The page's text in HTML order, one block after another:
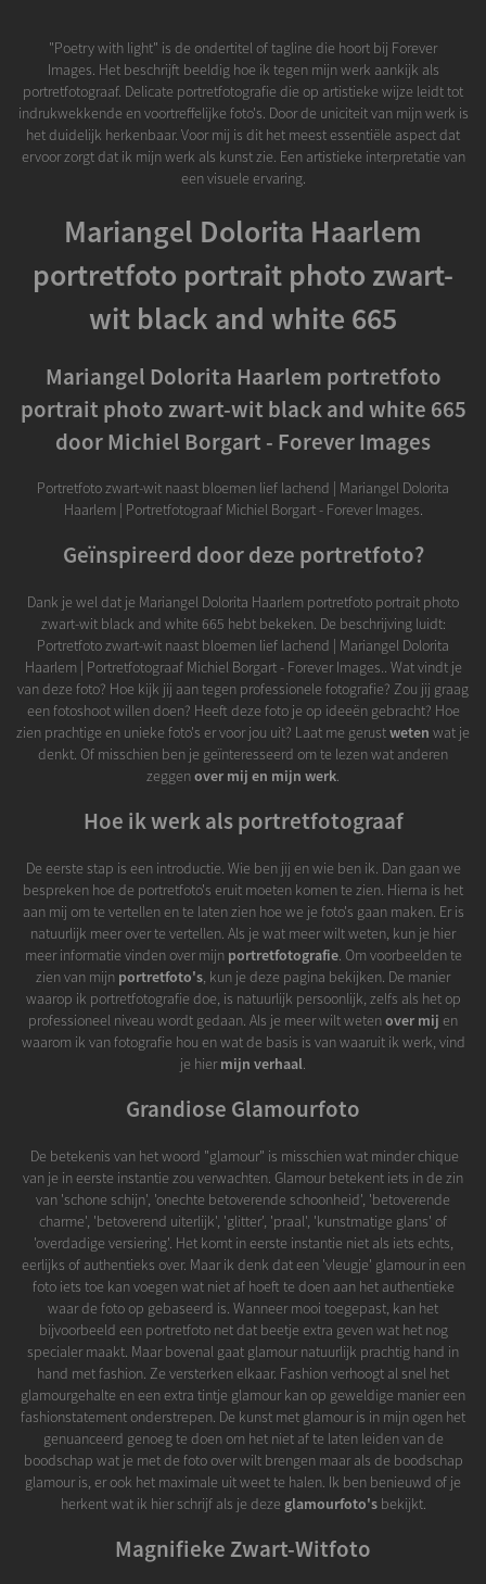
"Poetry with light" is de ondertitel of tagline die hoort bij Forever
Images. Het beschrijft beeldig hoe ik tegen mijn werk aankijk als
portretfotograaf. Delicate portretfotografie die op artistieke wijze leidt tot
indrukwekkende en voortreffelijke foto's. Door de uniciteit van mijn werk is
het duidelijk herkenbaar. Voor mij is dit het meest essentiële aspect dat
ervoor zorgt dat ik mijn werk als kunst zie. Een artistieke interpretatie van
een visuele ervaring.
Mariangel Dolorita Haarlem
portretfoto portrait photo zwart-
wit black and white 665
Mariangel Dolorita Haarlem portretfoto
portrait photo zwart-wit black and white 665
door Michiel Borgart - Forever Images
Portretfoto zwart-wit naast bloemen lief lachend | Mariangel Dolorita
Haarlem | Portretfotograaf Michiel Borgart - Forever Images.
Geïnspireerd door deze portretfoto?
Dank je wel dat je Mariangel Dolorita Haarlem portretfoto portrait photo
zwart-wit black and white 665 hebt bekeken. De beschrijving luidt:
Portretfoto zwart-wit naast bloemen lief lachend | Mariangel Dolorita
Haarlem | Portretfotograaf Michiel Borgart - Forever Images.. Wat vindt je
van deze foto? Hoe kijk jij aan tegen professionele fotografie? Zou jij graag
een fotoshoot willen doen? Heeft deze foto je op ideeën gebracht? Hoe
zien prachtige en unieke foto's er voor jou uit? Laat me gerustweten wat je
denkt. Of misschien ben je geïnteresseerd om te lezen wat anderen
zeggenover mij en mijn werk.
Hoe ik werk als portretfotograaf
De eerste stap is een introductie. Wie ben jij en wie ben ik. Dan gaan we
bespreken hoe de portretfoto's eruit moeten komen te zien. Hierna is het
aan mij om te vertellen en te laten zien hoe we je foto's gaan maken. Er is
natuurlijk meer over te vertellen. Als je wat meer wilt weten, kun je hier
meer informatie vinden over mijn portretfotografie. Om voorbeelden te
zien van mijn portretfoto's, kun je deze pagina bekijken. De manier
waarop ik portretfotografie doe, is natuurlijk persoonlijk, zelfs als het op
professioneel niveau wordt gedaan. Als je meer wilt wetenover mij en
waarom ik van fotografie hou en wat de basis is van waaruit ik werk, vind
je hiermijn verhaal.
Grandiose Glamourfoto
De betekenis van het woord "glamour" is misschien wat minder chique
van je in eerste instantie zou verwachten. Glamour betekent iets in de zin
van 'schone schijn', 'onechte betoverende schoonheid', 'betoverende
charme', 'betoverend uiterlijk', 'glitter', 'praal', 'kunstmatige glans' of
'overdadige versiering'. Het komt in eerste instantie niet als iets echts,
eerlijks of authentieks over. Maar ik denk dat een 'vleugje' glamour in een
foto iets toe kan voegen wat niet af hoeft te doen aan het authentieke
waar de foto op gebaseerd is. Wanneer mooi toegepast, kan het
bijvoorbeeld een portretfoto net dat beetje extra geven wat het nog
specialer maakt. Maar bovenal gaat glamour natuurlijk prachtig hand in
hand met fashion. Ze versterken elkaar. Fashion verhoogt al snel het
glamourgehalte en een extra tintje glamour kan op geweldige manier een
fashionstatement onderstrepen. De kunst met glamour is in mijn ogen het
genuanceerd genoeg te doen om het niet af te laten leiden van de
boodschap wat je met de foto over wilt brengen maar als de boodschap
glamour is, er ook het maximale uit weet te halen. Ik ben benieuwd of je
herkent wat ik hier schrijf als je deze glamourfoto'sbekijkt.
Magnifieke Zwart-Witfoto